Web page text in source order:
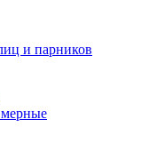
и парников